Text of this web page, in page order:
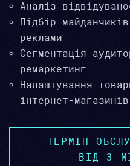
Аналіз
Підбір
реклами
Сегментація
ремаркетинг
Налаштування
інтернет-магазинів
ТЕРМІН
ВІД 3